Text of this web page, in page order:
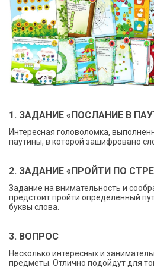
1. ЗАДАНИЕ «ПОСЛАНИЕ В
Интересная головоломка,
паутины, в которой зашифровано
2. ЗАДАНИЕ «ПРОЙТИ ПО
Задание на внимательность и
предстоит пройти определенный
буквы слова.
3. ВОПРОС
Несколько интересных и
предметы. Отлично подойдут для